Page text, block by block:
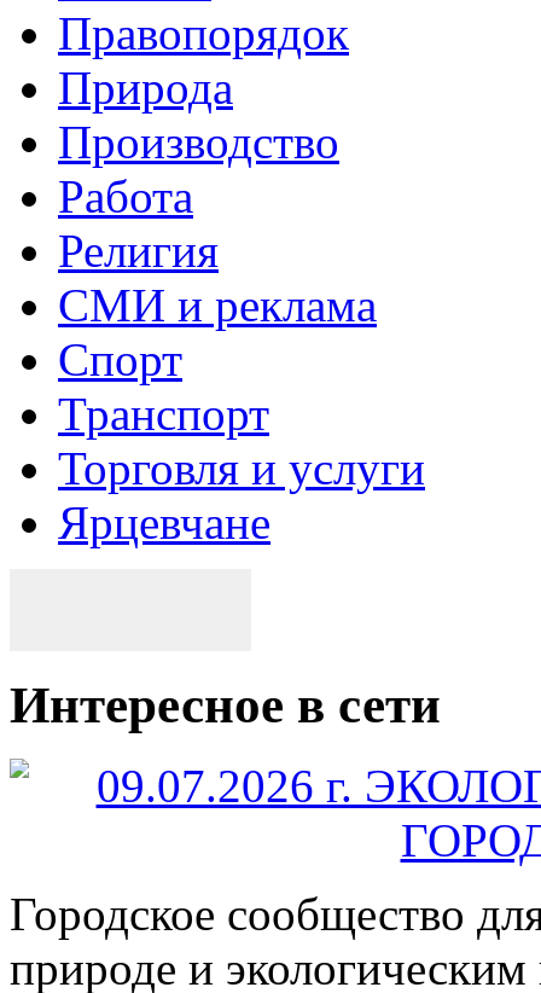
Правопорядок
Природа
Производство
Работа
Религия
СМИ и реклама
Спорт
Транспорт
Торговля и услуги
Ярцевчане
Интересное в сети
Городское сообщество
природе и